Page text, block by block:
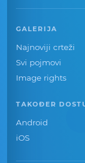
GALERIJA
Najnoviji crteži
Svi pojmovi
Image rights
TAKOĐER
Android
iOS